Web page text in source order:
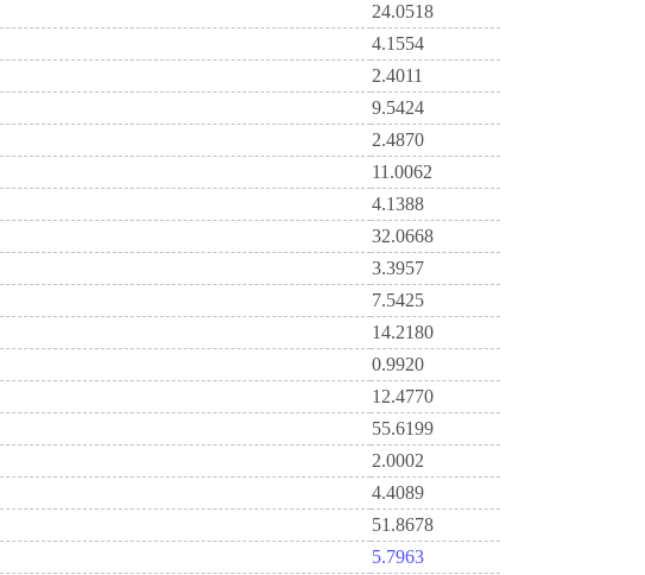
24.0518
4.1554
2.4011
9.5424
2.4870
11.0062
4.1388
32.0668
3.3957
7.5425
14.2180
0.9920
12.4770
55.6199
2.0002
4.4089
51.8678
5.7963